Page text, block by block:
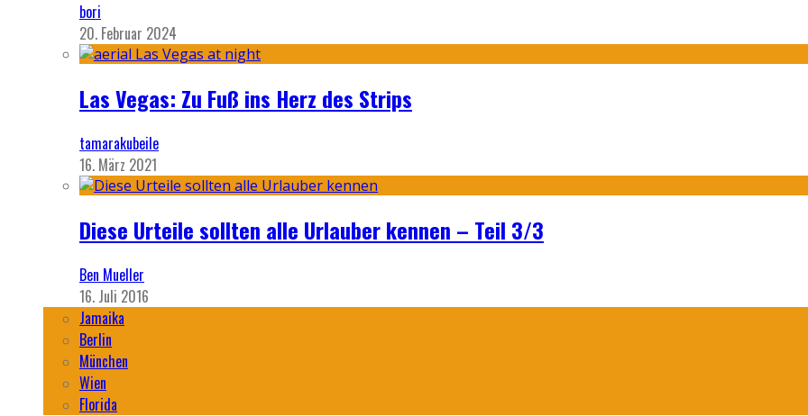
bori
20. Februar 2024
Las Vegas: Zu Fuß ins Herz des Strips
tamarakubeile
16. März 2021
Diese Urteile sollten alle Urlauber kennen – Teil 3/3
Ben Mueller
16. Juli 2016
Jamaika
Berlin
München
Wien
Florida